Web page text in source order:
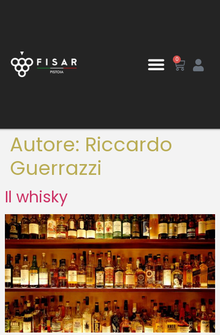
0
Autore: Riccardo
Guerrazzi
Il whisky